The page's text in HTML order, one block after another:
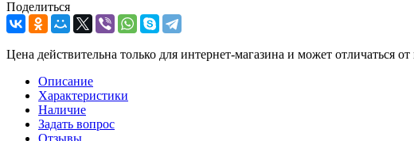
Поделиться
Цена действительна только для интернет-магазина и может отличаться
Описание
Характеристики
Наличие
Задать вопрос
Отзывы